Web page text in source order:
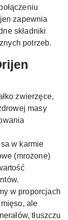
zapewnia
składniki
potrzeb.
zwierzęce,
masy
w karmie
(mrożone)
w proporcjach
ale
tłuszczu